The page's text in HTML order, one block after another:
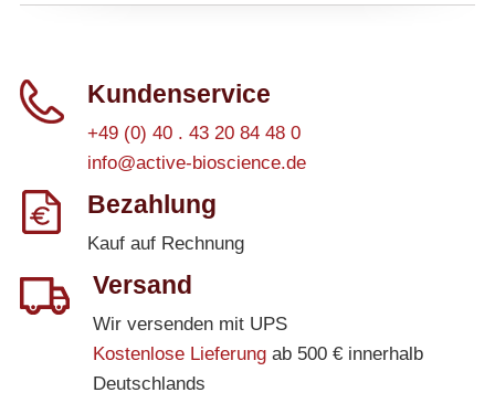
Kundenservice
+49 (0) 40 . 43 20 84 48 0
info@active-bioscience.de
Bezahlung
Kauf auf Rechnung
Versand
Wir versenden mit UPS
Kostenlose Lieferungab 500 € innerhalb
Deutschlands